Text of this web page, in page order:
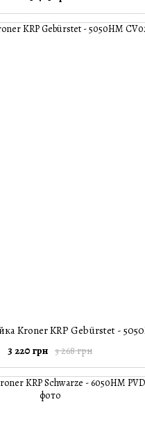
Kroner KRP Gebürstet -
3 268 грн
3 220 грн